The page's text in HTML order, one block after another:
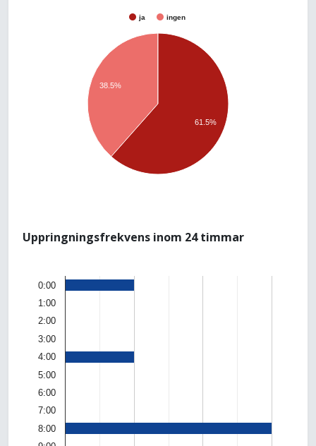
ja ingen
38.5%
61.5%
Uppringningsfrekvens inom 24 timmar
0:00
1:00
2:00
3:00
4:00
5:00
6:00
7:00
8:00